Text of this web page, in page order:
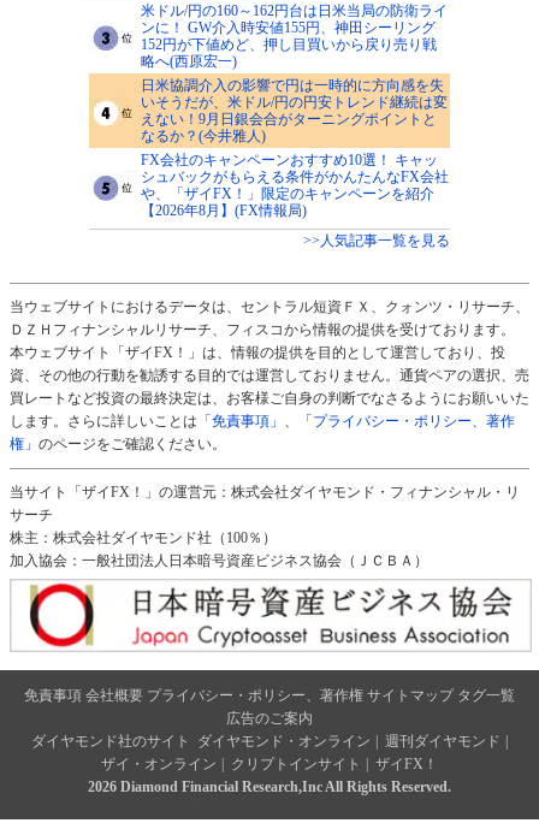
米ドル/円の160～162円台は日米当局の防衛ライ
ンに！ GW介入時安値155円、神田シーリング
152円が下値めど、押し目買いから戻り売り戦
略へ(西原宏一)
日米協調介入の影響で円は一時的に方向感を失
いそうだが、米ドル/円の円安トレンド継続は変
えない！9月日銀会合がターニングポイントと
なるか？(今井雅人)
FX会社のキャンペーンおすすめ10選！ キャッ
シュバックがもらえる条件がかんたんなFX会社
や、「ザイFX！」限定のキャンペーンを紹介
【2026年8月】(FX情報局)
>>人気記事一覧を見る
当ウェブサイトにおけるデータは、セントラル短資ＦＸ、クォンツ・リサーチ、
ＤＺＨフィナンシャルリサーチ、フィスコから情報の提供を受けております。
本ウェブサイト「ザイFX！」は、情報の提供を目的として運営しており、投
資、その他の行動を勧誘する目的では運営しておりません。通貨ペアの選択、売
買レートなど投資の最終決定は、お客様ご自身の判断でなさるようにお願いいた
します。さらに詳しいことは 「免責事項」 、
「プライバシー・ポリシー、著作
権」 のページをご確認ください。
当サイト「ザイFX！」の運営元：株式会社ダイヤモンド・フィナンシャル・リ
サーチ
株主：株式会社ダイヤモンド社（100％）
加入協会：一般社団法人日本暗号資産ビジネス協会（ＪＣＢＡ）
免責事項 会社概要 プライバシー・ポリシー、著作権 サイトマップ タグ一覧
広告のご案内
ダイヤモンド社のサイト
ダイヤモンド・オンライン 週刊ダイヤモンド
ザイ・オンライン
クリプトインサイト
ザイFX！
2026 Diamond Financial Research,Inc All Rights Reserved.